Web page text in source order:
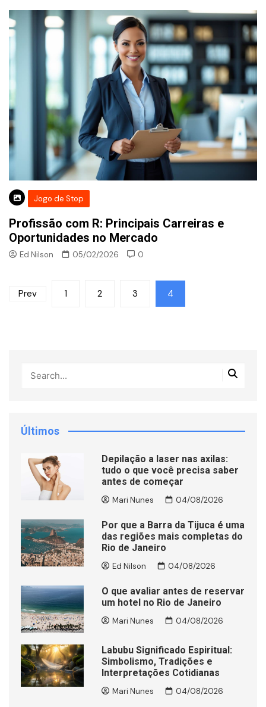
Jogo de Stop
Profissão com R: Principais Carreiras e
Oportunidades no Mercado
Ed Nilson 05/02/2026 0
Paginação
Prev 1 2 3 4
Últimos
Depilação a laser nas axilas:
tudo o que você precisa saber
antes de começar
Mari Nunes 04/08/2026
Por que a Barra da Tijuca é uma
das regiões mais completas do
Rio de Janeiro
Ed Nilson 04/08/2026
O que avaliar antes de reservar
um hotel no Rio de Janeiro
Mari Nunes 04/08/2026
Labubu Significado Espiritual:
Simbolismo, Tradições e
Interpretações Cotidianas
Mari Nunes 04/08/2026